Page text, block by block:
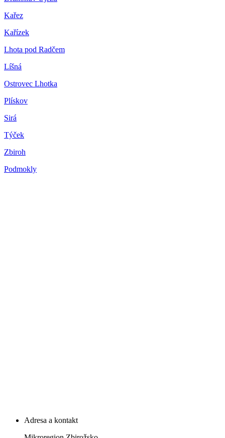
Kařez
Kařízek
Lhota pod Radčem
Líšná
Ostrovec Lhotka
Plískov
Sirá
Týček
Zbiroh
Podmokly
Adresa a kontakt